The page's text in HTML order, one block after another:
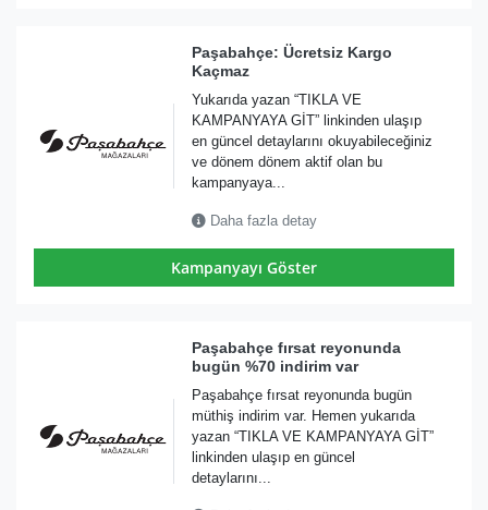
Paşabahçe: Ücretsiz Kargo
Kaçmaz
Yukarıda yazan “TIKLA VE
KAMPANYAYA GİT” linkinden ulaşıp
en güncel detaylarını okuyabileceğiniz
ve dönem dönem aktif olan bu
kampanyaya...
Daha fazla detay
Kampanyayı Göster
Paşabahçe fırsat reyonunda
bugün %70 indirim var
Paşabahçe fırsat reyonunda bugün
müthiş indirim var. Hemen yukarıda
yazan “TIKLA VE KAMPANYAYA GİT”
linkinden ulaşıp en güncel
detaylarını...